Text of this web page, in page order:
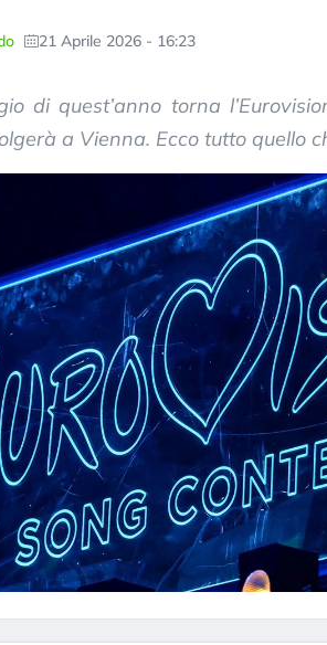
21 Aprile 2026 - 16:23
di quest’anno torna
a Vienna. Ecco tutto quello
valutazioni estreme alla
Cosa sta guidando il
degli asset?